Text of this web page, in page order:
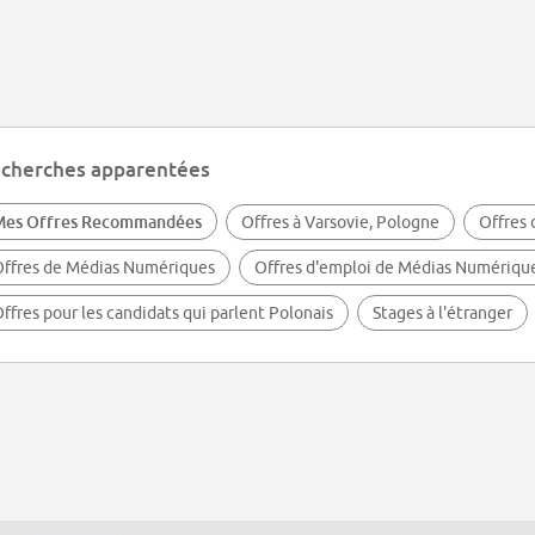
apparentées
Offres Recommandées Offres à Varsovie, Pologne Offres
de Médias Numériques Offres d'emploi de Médias
pour les candidats qui parlent Polonais Stages à l'étranger